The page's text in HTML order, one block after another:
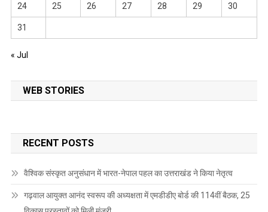
24 25 26 27 28 29 30
31
« Jul
WEB STORIES
RECENT POSTS
वैश्विक संस्कृत अनुसंधान में भारत-नेपाल पहल का उत्तराखंड ने किया नेतृत्व
गढ़वाल आयुक्त आनंद स्वरूप की अध्यक्षता में एमडीडीए बोर्ड की 114वीं बैठक, 25